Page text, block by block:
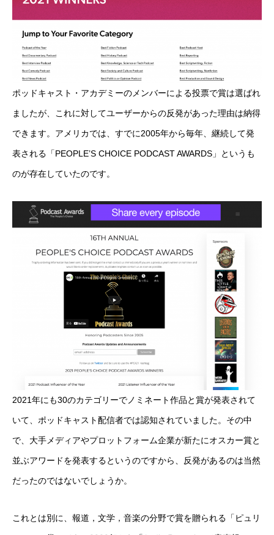
ポッドキャスト・アカデミーのメンバーによる投票で賞は選ばれ
ましたが、これに対してユーザーからの反発があった理由は納得
できます。アメリカでは、すでに2005年から毎年、継続して発
表される「PEOPLE’S CHOICE PODCAST AWARDS」というも
のが存在していたのです。
2021年にも30のカテゴリーでノミネート作品と賞が発表されて
いて、ポッドキャスト配信者では認知されていました。その中
で、大手メディアやプロットフォーム企業が新たにオスカー賞と
並ぶアワードを発表するというのですから、反発があるのは当然
だったのではないでしょうか。
これとは別に、報道，文学，音楽の分野で賞を贈られる「ピュリ